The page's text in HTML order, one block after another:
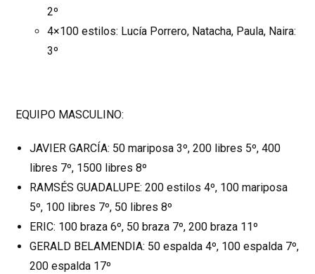
2º
4×100 estilos: Lucía Porrero, Natacha, Paula, Naira:
3º
EQUIPO MASCULINO:
JAVIER GARCÍA: 50 mariposa 3º, 200 libres 5º, 400
libres 7º, 1500 libres 8º
RAMSÉS GUADALUPE: 200 estilos 4º, 100 mariposa
5º, 100 libres 7º, 50 libres 8º
ERIC: 100 braza 6º, 50 braza 7º, 200 braza 11º
GERALD BELAMENDIA: 50 espalda 4º, 100 espalda 7º,
200 espalda 17º